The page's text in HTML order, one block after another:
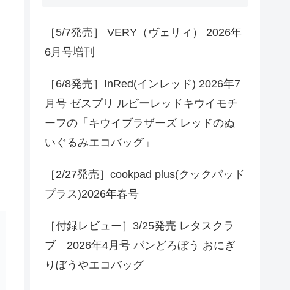
［5/7発売］ VERY（ヴェリィ） 2026年
6月号増刊
［6/8発売］InRed(インレッド) 2026年7
月号 ゼスプリ ルビーレッドキウイモチ
ーフの「キウイブラザーズ レッドのぬ
いぐるみエコバッグ」
［2/27発売］cookpad plus(クックパッド
プラス)2026年春号
［付録レビュー］3/25発売 レタスクラ
ブ 2026年4月号 パンどろぼう おにぎ
りぼうやエコバッグ